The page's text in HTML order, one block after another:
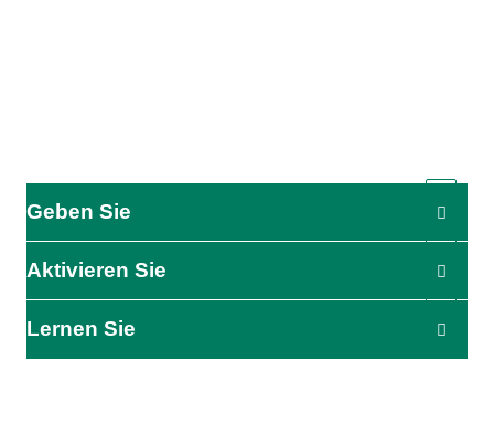
Geben Sie
Aktivieren Sie
Lernen Sie